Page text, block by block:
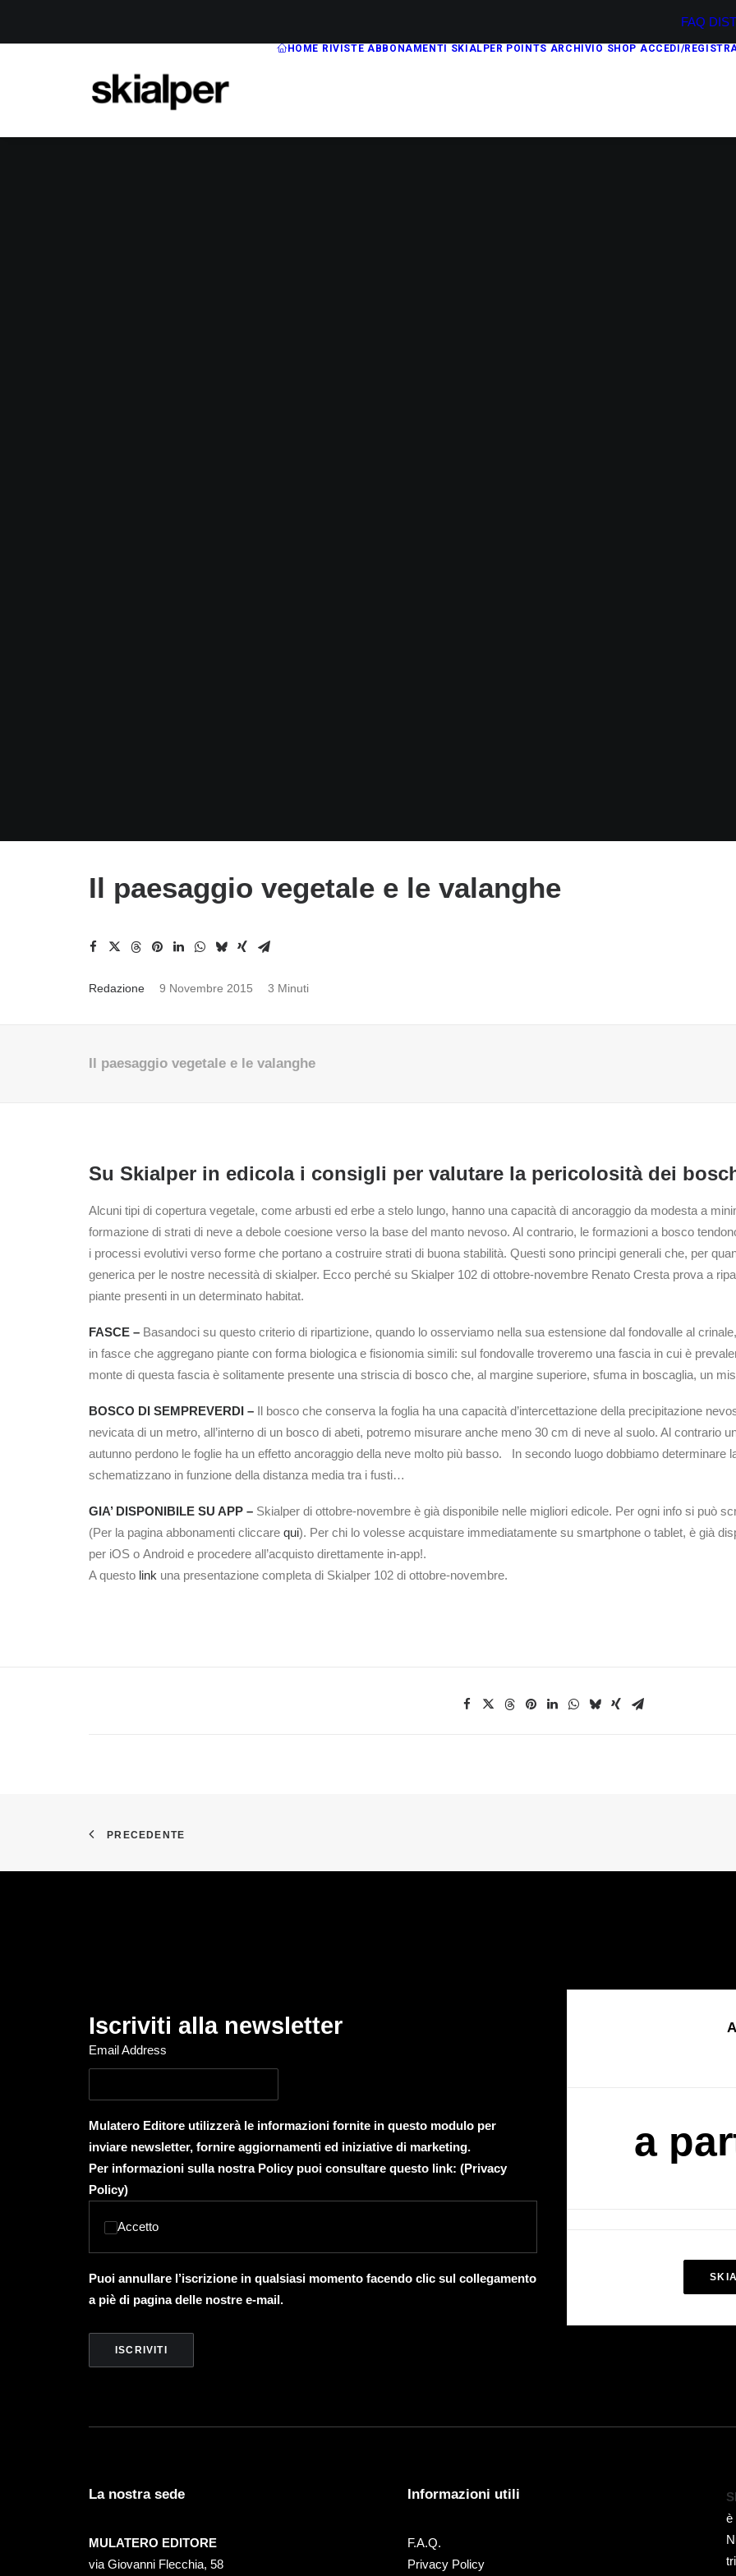
FAQ
HOME RIVISTE ABBONAMENTI SKIALPER POINTS ARCHIVIO SHOP ACCEDI/
Il paesaggio vegetale e le valanghe
Redazione 9 Novembre 2015 3 Minuti
Il paesaggio vegetale e le valanghe
Su Skialper in edicola i consigli per valutare la pericolosità dei
Alcuni tipi di copertura vegetale, come arbusti ed erbe a stelo lungo, hanno una capacità di ancoraggio da modesta a
formazione di strati di neve a debole coesione verso la base del manto nevoso. Al contrario, le formazioni a bosco
i processi evolutivi verso forme che portano a costruire strati di buona stabilità. Questi sono principi generali che, per
generica per le nostre necessità di skialper. Ecco perché su Skialper 102 di ottobre-novembre Renato Cresta prova a
piante presenti in un determinato habitat.
FASCE – Basandoci su questo criterio di ripartizione, quando lo osserviamo nella sua estensione dal fondovalle al
in fasce che aggregano piante con forma biologica e fisionomia simili: sul fondovalle troveremo una fascia in cui è
monte di questa fascia è solitamente presente una striscia di bosco che, al margine superiore, sfuma in boscaglia, un
BOSCO DI SEMPREVERDI – Il bosco che conserva la foglia ha una capacità d’intercettazione della precipitazione
nevicata di un metro, all’interno di un bosco di abeti, potremo misurare anche meno 30 cm di neve al suolo. Al contrario
autunno perdono le foglie ha un effetto ancoraggio della neve molto più basso. In secondo luogo dobbiamo determinare
schematizzano in funzione della distanza media tra i fusti…
GIA’ DISPONIBILE SU APP – Skialper di ottobre-novembre è già disponibile nelle migliori edicole. Per ogni info si può
(Per la pagina abbonamenti cliccare qui). Per chi lo volesse acquistare immediatamente su smartphone o tablet, è già
per iOS o Android e procedere all’acquisto direttamente in-app!.
A questo link una presentazione completa di Skialper 102 di ottobre-novembre.
PRECEDENTE
Iscriviti alla newsletter
Email Address
Mulatero Editore utilizzerà le informazioni fornite in questo modulo per
inviare newsletter, fornire aggiornamenti ed iniziative di marketing.
Per informazioni sulla nostra Policy puoi consultare questo link: (Privacy
Policy)
Accetto
Puoi annullare l’iscrizione in qualsiasi momento facendo clic sul collegamento
a piè di pagina delle nostre e-mail.
a
La nostra sede
MULATERO EDITORE
via Giovanni Flecchia, 58
Informazioni utili
F.A.Q.
Privacy Policy
è